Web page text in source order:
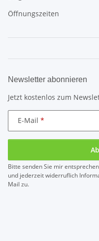
Öffnungszeiten
Newsletter abonnieren
Jetzt kostenlos zum
E-Mail
Bitte senden Sie mir
und jederzeit widerruflich
Mail zu.